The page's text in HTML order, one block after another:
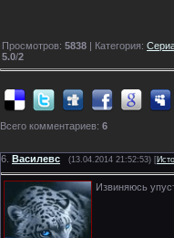
Просмотров: 5838 | Категория:
5.0/2
Всего комментариев: 6
6. Василевс (13.04.2014 21:52:53) [
Извиняюсь